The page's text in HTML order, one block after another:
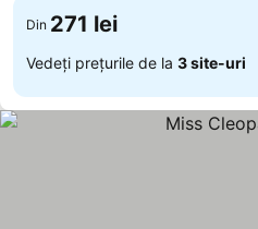
Din 271 lei
Vedeți prețurile de la 3 site-uri